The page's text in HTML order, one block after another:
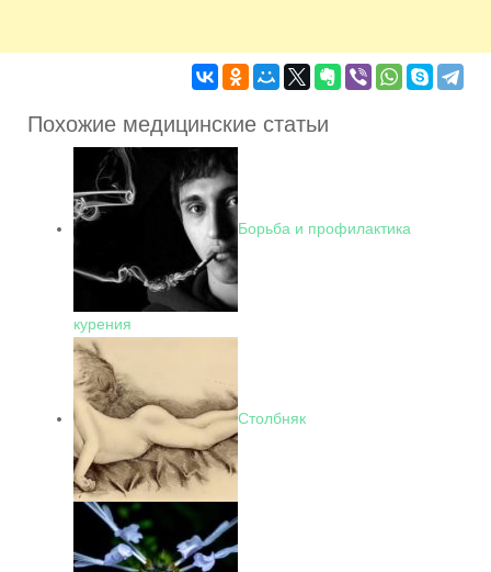
Похожие медицинские статьи
Борьба и профилактика
курения
Столбняк